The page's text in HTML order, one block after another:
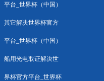
平台_世界杯（中国）
其它解决世界杯官方
平台_世界杯（中国）
船用光电取证解决世
界杯官方平台_世界杯